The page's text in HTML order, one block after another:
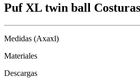
Puf XL twin ball Costuras
Medidas (Axaxl)
Materiales
Descargas